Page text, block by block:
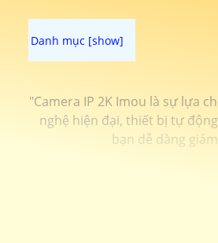
"Camera IP 2K Imou là sự lựa
nghệ hiện đại, thiết bị tự
bạn dễ dàng